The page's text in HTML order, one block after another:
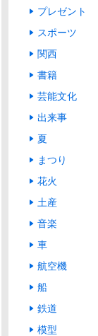
プレゼント
スポーツ
関西
書籍
芸能文化
出来事
夏
まつり
花火
土産
音楽
車
航空機
船
鉄道
模型